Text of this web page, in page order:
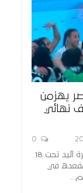
يهزمن
نهائي
واصل منتخب مصر للناشئات لكرة اليد تحت 18
مقعده في